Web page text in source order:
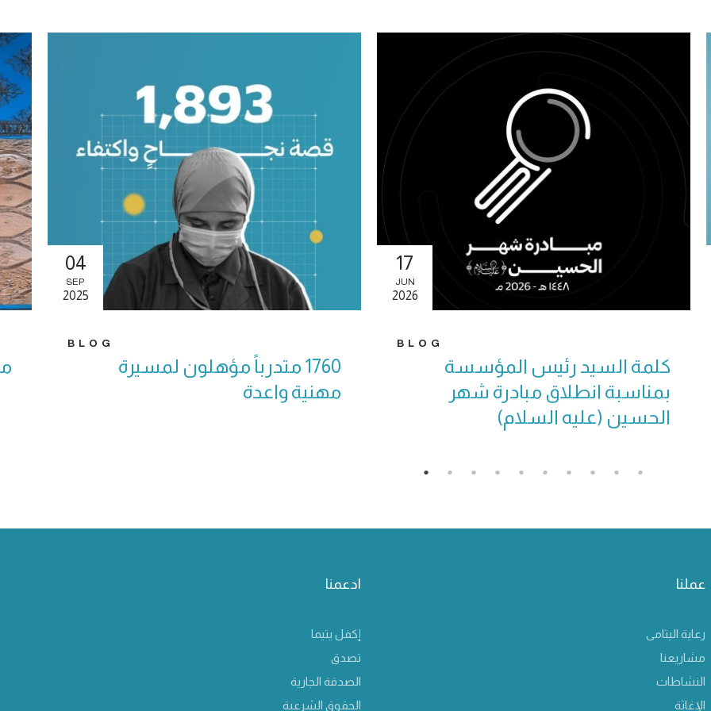
04
SEP
2025
BLOG
1760 متدرباً مؤهلون لمسيرة
مهنية واعدة
17
JUN
2026
BLOG
كلمة السيد رئيس المؤسسة
بمناسبة انطلاق مبادرة شهر
الحسين (عليه السلام)
عملنا
رعاية اليتامى
مشاريعنا
النشاطات
الإغاثة
ادعمنا
إكفل يتيما
تصدق
الصدقة الجارية
الحقوق الشرعية